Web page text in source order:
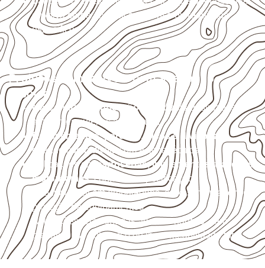
envolva carga, exposição intensa ou requisitos
específicos.
Projetos compatíveis com avaliação
técnica
Marcenaria e fabricação de móveisdestinados a
ambientes sujeitos à umidade.
Revestimentos, paredes, pisos e divisórias
quando compatíveis com a ficha técnica.
Aplicações em carrocerias, implementos, trailers e
motorhomes, conforme especificação.
Uso industrial em embalagens, caixas, montagem e
proteção de equipamentos.
Aplicações relacionadas ao setor náutico, sem
presumir uso submerso ou impermeabilidade total.